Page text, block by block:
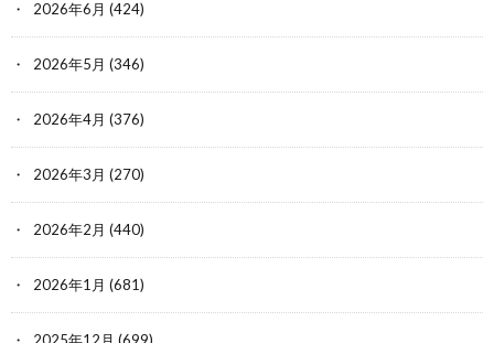
2026年6月 (424)
2026年5月 (346)
2026年4月 (376)
2026年3月 (270)
2026年2月 (440)
2026年1月 (681)